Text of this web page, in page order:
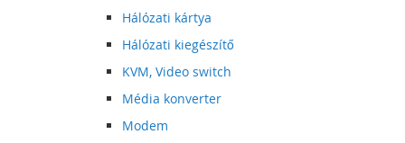
Hálózati kártya
Hálózati kiegészítő
KVM, Video switch
Média konverter
Modem